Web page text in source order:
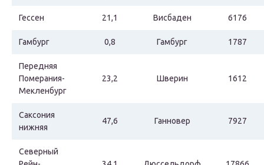
Гессен 21,1 Висбаден 6176
Гамбург 0,8 Гамбург 1787
Передняя
Померания-
Мекленбург
23,2 Шверин 1612
Саксония
нижняя
47,6 Ганновер 7927
Северный